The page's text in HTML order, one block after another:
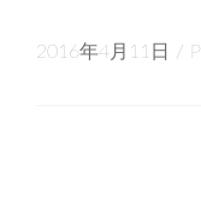
2016年4月11日 /